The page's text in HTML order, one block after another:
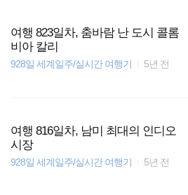
여행 823일차, 춤바람 난 도시 콜롬
비아 칼리
928일 세계일주/실시간 여행기 5년 전
여행 816일차, 남미 최대의 인디오
시장
928일 세계일주/실시간 여행기 5년 전